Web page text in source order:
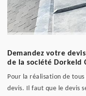
Demandez votre
de la société Dorkeld
Pour la réalisation de
devis. Il faut que le devis